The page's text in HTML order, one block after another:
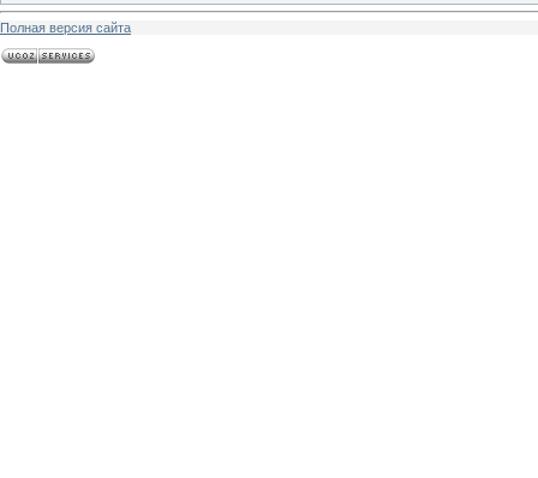
Полная версия сайта